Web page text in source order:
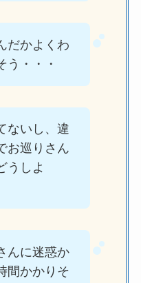
だかよくわ
う・・・
ないし、違
お巡りさん
うしよ
んに迷惑か
間かかりそ